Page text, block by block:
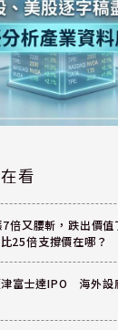
看
倍又腰斬，跌出價值
25倍支撐價在哪？
富士達IPO 海外設